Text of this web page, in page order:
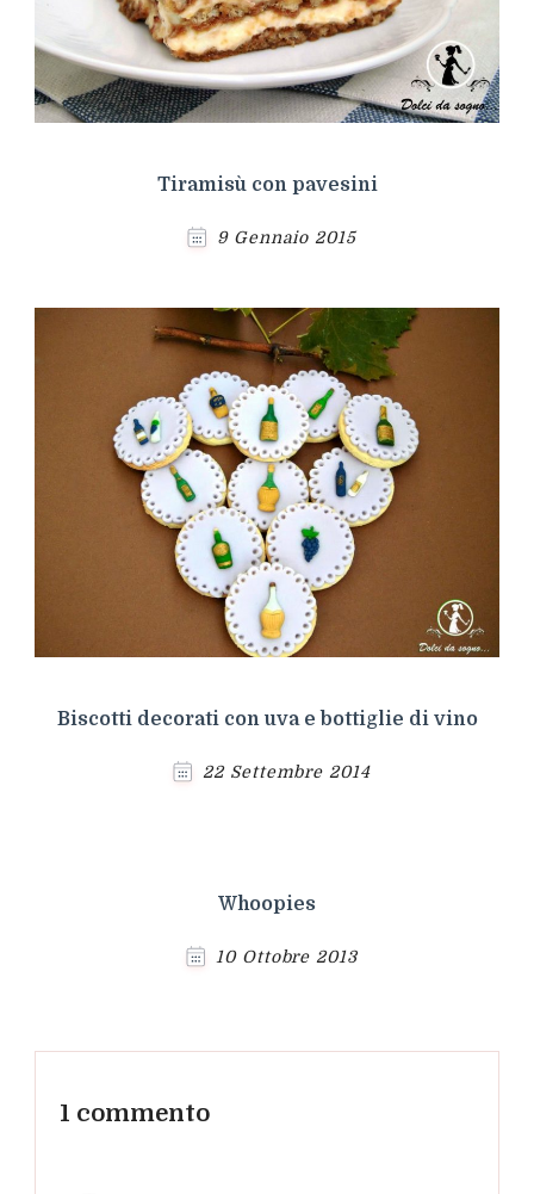
Tiramisù con pavesini
9 Gennaio 2015
Biscotti decorati con uva e bottiglie di vino
22 Settembre 2014
Whoopies
10 Ottobre 2013
1 commento